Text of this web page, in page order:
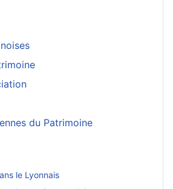
du Patrimoine
le Lyonnais